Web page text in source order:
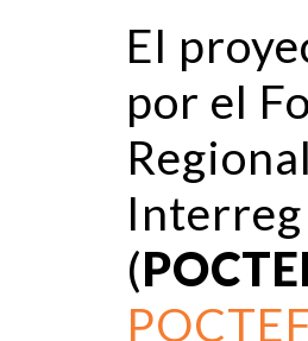
El
por el
(